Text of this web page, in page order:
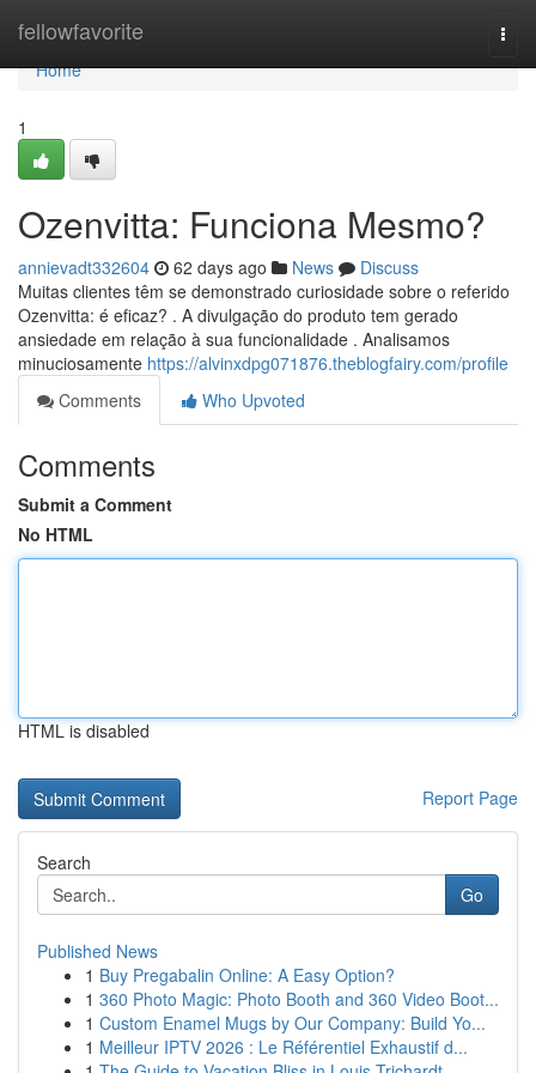
fellowfavorite
Home
Home
1
Ozenvitta: Funciona Mesmo?
annievadt332604 62 days ago News
Discuss
Muitas clientes têm se demonstrado curiosidade sobre o referido
Ozenvitta: é eficaz? . A divulgação do produto tem gerado
ansiedade em relação à sua funcionalidade . Analisamos
minuciosamente https://alvinxdpg071876.theblogfairy.com/profile
Comments
Who Upvoted
Comments
Submit a Comment
No HTML
HTML is disabled
Report Page
Search
Go
Published News
1 Buy Pregabalin Online: A Easy Option?
1 360 Photo Magic: Photo Booth and 360 Video Boot...
1 Custom Enamel Mugs by Our Company: Build Yo...
1 Meilleur IPTV 2026 : Le Référentiel Exhaustif d...